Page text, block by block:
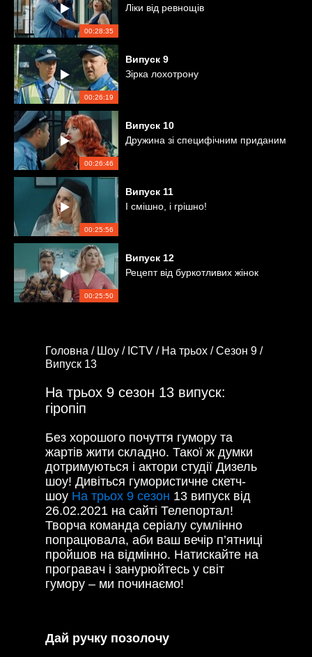
00:28:35
Ліки від ревнощів
00:26:19
Випуск 9
Зірка лохотрону
00:26:46
Випуск 10
Дружина зі специфічним приданим
00:25:56
Випуск 11
І смішно, і грішно!
00:25:50
Випуск 12
Рецепт від буркотливих жінок
Головна / Шоу / ICTV / На трьох /Сезон 9 /
Випуск 13
На трьох 9 сезон 13 випуск:
гіропіп
Без хорошого почуття гумору та
жартів жити складно. Такої ж думки
дотримуються і актори студії Дизель
шоу! Дивіться гумористичне скетч-
шоу На трьох 9 сезон 13 випуск від
26.02.2021 на сайті Телепортал!
Творча команда серіалу сумлінно
попрацювала, аби ваш вечір п’ятниці
пройшов на відмінно. Натискайте на
програвач і занурюйтесь у світ
гумору – ми починаємо!
Дай ручку позолочу